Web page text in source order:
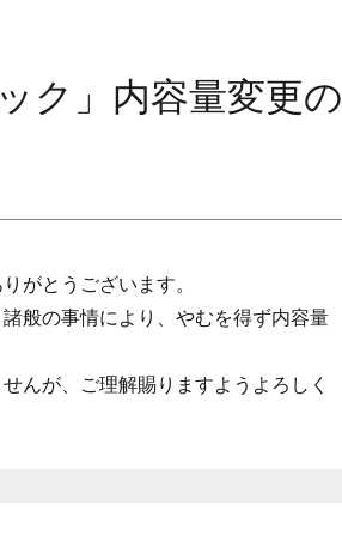
ク」内容量変更の
がとうございます。
般の事情により、やむを得ず内容量
んが、ご理解賜りますようよろしく